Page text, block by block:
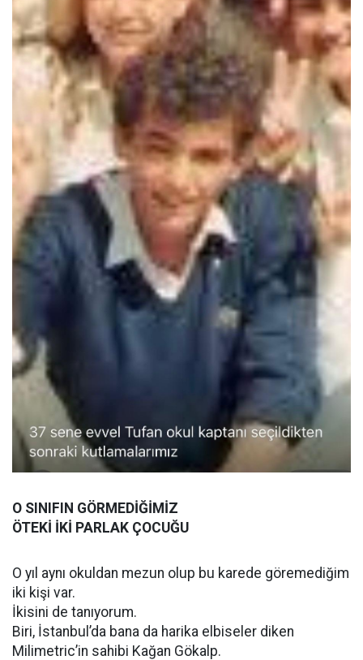
O SINIFIN GÖRMEDİĞİMİZ
ÖTEKİ İKİ PARLAK ÇOCUĞU
O yıl aynı okuldan mezun olup bu karede göremediğim
iki kişi var.
İkisini de tanıyorum.
Biri, İstanbul’da bana da harika elbiseler diken
Milimetric’in sahibi Kağan Gökalp.